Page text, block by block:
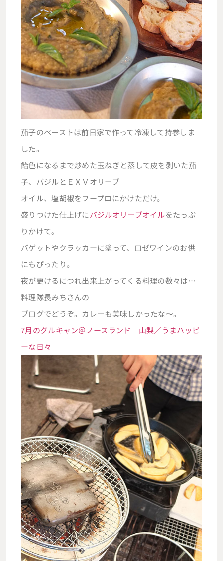
茄子のペーストは前日家で作って冷凍して持参しま
した。
飴色になるまで炒めた玉ねぎと蒸して皮を剥いた茄
子、バジルとＥＸＶオリーブ
オイル、塩胡椒をフープロにかけただけ。
盛りつけた仕上げにバジルオリーブオイルをたっぷ
りかけて。
バゲットやクラッカーに塗って、ロゼワインのお供
にもぴったり。
夜が更けるにつれ出来上がってくる料理の数々は…
料理隊長みちさんの
ブログでどうぞ。カレーも美味しかったな～。
7月のグルキャン＠ノースランド 山梨／うまハッピ
ーな日々